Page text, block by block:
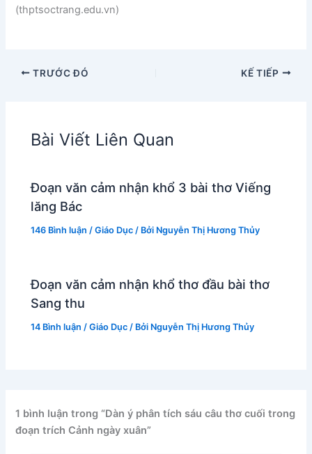
(thptsoctrang.edu.vn)
TRƯỚC ĐÓ KẾ TIẾP
Bài Viết Liên Quan
Đoạn văn cảm nhận khổ 3 bài thơ Viếng
lăng Bác
146 Bình luận /Giáo Dục / Bởi Nguyễn Thị Hương Thủy
Đoạn văn cảm nhận khổ thơ đầu bài thơ
Sang thu
14 Bình luận /Giáo Dục / Bởi Nguyễn Thị Hương Thủy
1 bình luận trong “Dàn ý phân tích sáu câu thơ cuối trong
đoạn trích Cảnh ngày xuân”